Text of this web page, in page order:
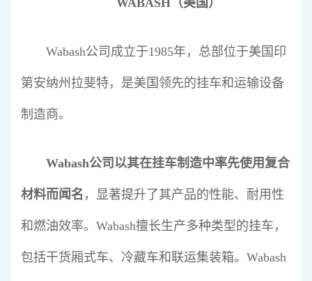
WABASH（美国）
Wabash公司成立于1985年，总部位于美国印
第安纳州拉斐特，是美国领先的挂车和运输设备
制造商。
Wabash公司以其在挂车制造中率先使用复合
材料而闻名 ，显著提升了其产品的性能、耐用性
和燃油效率。Wabash擅长生产多种类型的挂车，
包括干货厢式车、冷藏车和联运集装箱。Wabash